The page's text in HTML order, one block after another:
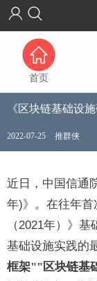
首页
《区块链基础设
2022-07-25 推群侠
近日，中国信通
年)》。在往年
（2021年）》
基础设施实践的
框架""区块链基